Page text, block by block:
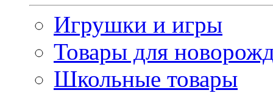
Игрушки и игры
Товары для
Школьные товары